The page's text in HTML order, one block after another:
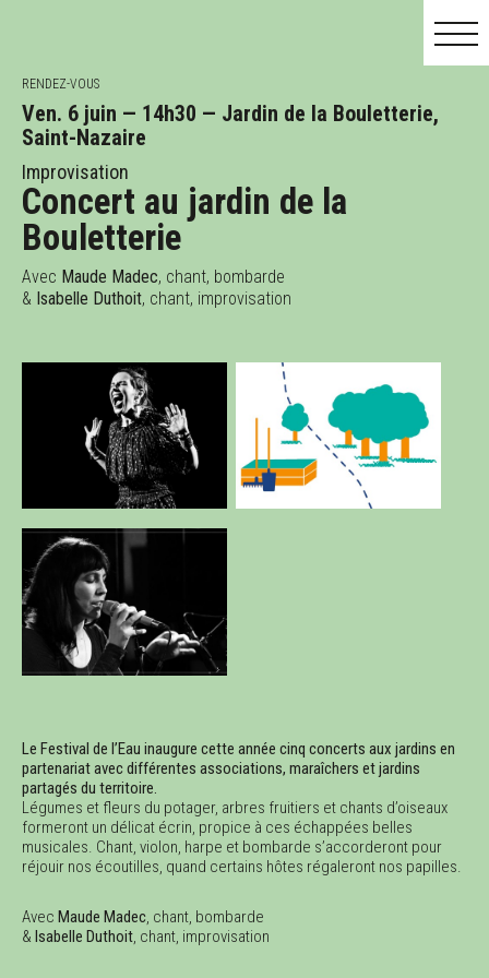
MAI
RENDEZ-VOUS
Ven. 6 juin — 14h30 — Jardin de la Bouletterie,
Saint-Nazaire
Improvisation
Concert au jardin de la
Bouletterie
Avec Maude Madec, chant, bombarde
& Isabelle Duthoit, chant, improvisation
Le Festival de l’Eau inaugure cette année cinq concerts aux jardins en
partenariat avec différentes associations, maraîchers et jardins
partagés du territoire.
Légumes et fleurs du potager, arbres fruitiers et chants d’oiseaux
formeront un délicat écrin, propice à ces échappées belles
musicales. Chant, violon, harpe et bombarde s’accorderont pour
réjouir nos écoutilles, quand certains hôtes régaleront nos papilles.
Avec Maude Madec , chant, bombarde
& Isabelle Duthoit , chant, improvisation